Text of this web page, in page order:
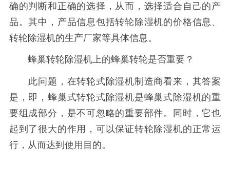
确的判断和正确的选择，从而，选择适合自己的产
品。其中，产品信息包括转轮除湿机的价格信息、
转轮除湿机的生产厂家等具体信息。
蜂巢转轮除湿机上的蜂巢转轮是否重要？
此问题，在转轮式除湿机制造商看来，其答案
是，即，蜂巢式转轮式除湿机是蜂巢式除湿机的重
要组成部分，是不可忽略的重要部件。同时，它也
起到了很大的作用，可以保证转轮除湿机的正常运
行，从而达到使用目的。